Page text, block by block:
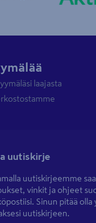
laajasta
uutiskirje
uutiskirjeemme
vinkit ja ohjeet
Sinun pitää olla
uutiskirjeen.